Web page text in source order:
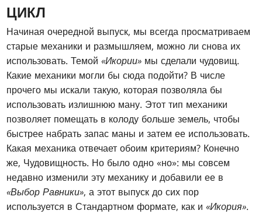
ЦИКЛ
Начиная очередной выпуск, мы всегда просматриваем
старые механики и размышляем, можно ли снова их
использовать. Темой«Икории» мы сделали чудовищ.
Какие механики могли бы сюда подойти? В числе
прочего мы искали такую, которая позволяла бы
использовать излишнюю ману. Этот тип механики
позволяет помещать в колоду больше земель, чтобы
быстрее набрать запас маны и затем ее использовать.
Какая механика отвечает обоим критериям? Конечно
же, Чудовищность. Но было одно «но»: мы совсем
недавно изменили эту механику и добавили ее в
«Выбор Равники», а этот выпуск до сих пор
используется в Стандартном формате, как и«Икория».